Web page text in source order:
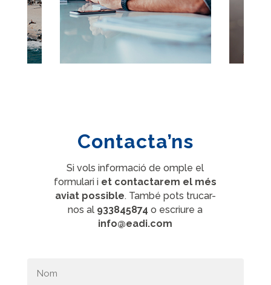
Contacta’ns
Si vols informació de omple el
formulari i et contactarem el més
aviat possible. També pots trucar-
nos al 933845874 o escriure a
info@eadi.com